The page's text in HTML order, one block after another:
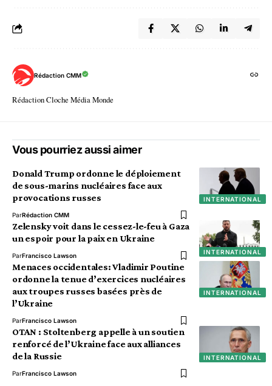
Rédaction CMM
Rédaction Cloche Média Monde
Vous pourriez aussi aimer
INTERNATIONAL
Donald Trump ordonne le déploiement
de sous-marins nucléaires face aux
provocations russes
ParRédaction CMM
INTERNATIONAL
Zelensky voit dans le cessez-le-feu à Gaza
un espoir pour la paix en Ukraine
ParFrancisco Lawson
INTERNATIONAL
Menaces occidentales: Vladimir Poutine
ordonne la tenue d’exercices nucléaires
aux troupes russes basées près de
l’Ukraine
ParFrancisco Lawson
INTERNATIONAL
OTAN : Stoltenberg appelle à un soutien
renforcé de l’Ukraine face aux alliances
de la Russie
ParFrancisco Lawson